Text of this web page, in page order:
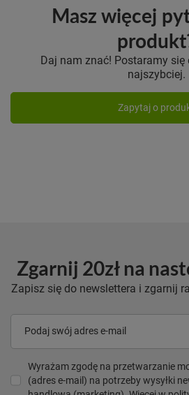
Masz więcej
Daj nam znać! Postaramy
najszybciej.
Zapytaj o
Zgarnij 20zł na
Zapisz się do newslettera i zgarnij
Podaj swój adres e-mail
Wyrażam zgodę na przetwarzanie
(adres e-mail) na potrzeby wysyłki